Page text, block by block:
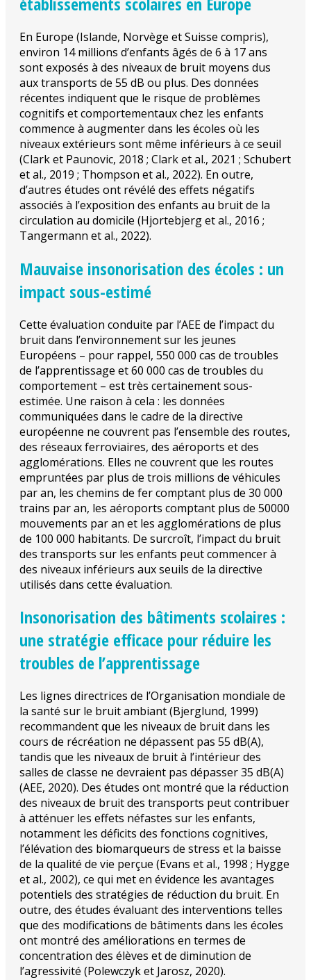
En Europe (Islande, Norvège et Suisse compris),
environ 14 millions d’enfants âgés de 6 à 17 ans
sont exposés à des niveaux de bruit moyens dus
aux transports de 55 dB ou plus. Des données
récentes indiquent que le risque de problèmes
cognitifs et comportementaux chez les enfants
commence à augmenter dans les écoles où les
niveaux extérieurs sont même inférieurs à ce seuil
(Clark et Paunovic, 2018 ; Clark et al., 2021 ; Schubert
et al., 2019 ; Thompson et al., 2022). En outre,
d’autres études ont révélé des effets négatifs
associés à l’exposition des enfants au bruit de la
circulation au domicile (Hjortebjerg et al., 2016 ;
Tangermann et al., 2022).
Mauvaise insonorisation des écoles : un
impact sous-estimé
Cette évaluation conduite par l’AEE de l’impact du
bruit dans l’environnement sur les jeunes
Européens – pour rappel, 550 000 cas de troubles
de l’apprentissage et 60 000 cas de troubles du
comportement – est très certainement sous-
estimée. Une raison à cela : les données
communiquées dans le cadre de la directive
européenne ne couvrent pas l’ensemble des routes,
des réseaux ferroviaires, des aéroports et des
agglomérations. Elles ne couvrent que les routes
empruntées par plus de trois millions de véhicules
par an, les chemins de fer comptant plus de 30 000
trains par an, les aéroports comptant plus de 50000
mouvements par an et les agglomérations de plus
de 100 000 habitants. De surcroît, l’impact du bruit
des transports sur les enfants peut commencer à
des niveaux inférieurs aux seuils de la directive
utilisés dans cette évaluation.
Insonorisation des bâtiments scolaires :
une stratégie efficace pour réduire les
troubles de l’apprentissage
Les lignes directrices de l’Organisation mondiale de
la santé sur le bruit ambiant (Bjerglund, 1999)
recommandent que les niveaux de bruit dans les
cours de récréation ne dépassent pas 55 dB(A),
tandis que les niveaux de bruit à l’intérieur des
salles de classe ne devraient pas dépasser 35 dB(A)
(AEE, 2020). Des études ont montré que la réduction
des niveaux de bruit des transports peut contribuer
à atténuer les effets néfastes sur les enfants,
notamment les déficits des fonctions cognitives,
l’élévation des biomarqueurs de stress et la baisse
de la qualité de vie perçue (Evans et al., 1998 ; Hygge
et al., 2002), ce qui met en évidence les avantages
potentiels des stratégies de réduction du bruit. En
outre, des études évaluant des interventions telles
que des modifications de bâtiments dans les écoles
ont montré des améliorations en termes de
concentration des élèves et de diminution de
l’agressivité (Polewczyk et Jarosz, 2020).